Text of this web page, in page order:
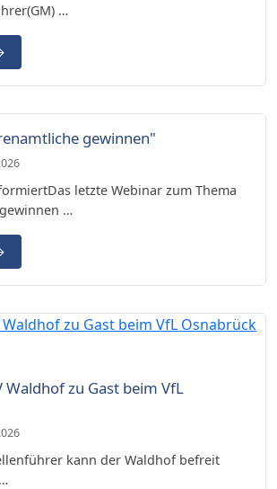
…
gewinnen"
letzte Webinar zum Thema
…
Waldhof zu Gast beim VfL
kann der Waldhof befreit